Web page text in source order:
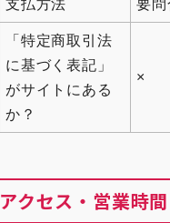
支払方法 要問
「特定商取引法
に基づく表記」
がサイトにある
か？
×
アクセス・営業時間